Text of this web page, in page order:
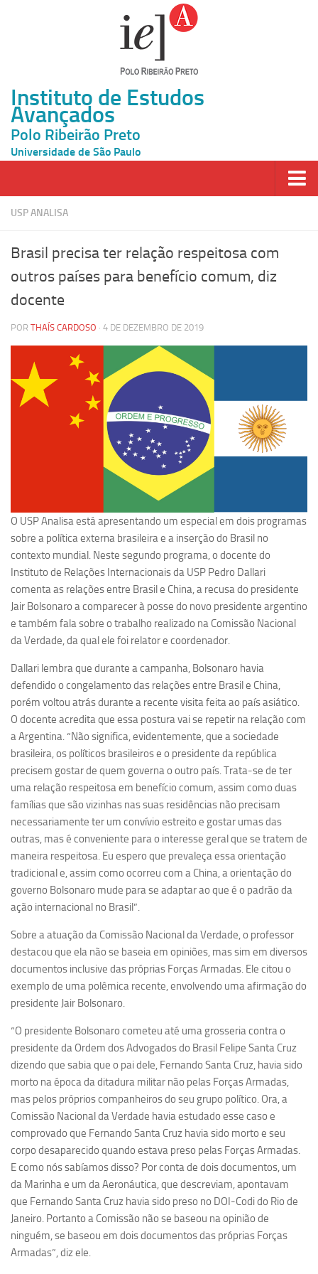
Instituto de Estudos
Avançados
Polo Ribeirão Preto
Universidade de São Paulo
Página Inicial
Inscrição
Atividades
Grupos de Estudo
Carreira Docente de Impacto
Ciência, Arte, Educação e Sociedade: CienArtES
Grupo de Estudos Avançados em Tecnologia e Informação
em Saúde com foco em Populações Vulneráveis
(Confluencia)
Grupos de estudo encerrados
Grupos de Pesquisa
Criminologia Experimental e Segurança Pública
Direito e Tecnologia (Tech Law)
e Políticas Públicas Contemporâneas
Grupos de pesquisa encerrados
Ano Sabático
Daniel Domingues dos Santos
Programas Ano Sabático Encerrados
Cíntia Rosa Pereira de Lima
Cristina Godoy Bernardo de Oliveira (FDRP)
Evandro Eduardo Seron Ruiz
Fabiana Cristina Severi (FDRP)
Fernando de Lima Caneppele
Maria Paula Costa Bertran
Professor Sênior
Professores Seniores Encerrados
Polo Ribeirão Preto
Equipe
Estrutura do polo
Projetos
Ciência com Pipoca
Ciência Por Elas
Pint of Science
União Pró-Vacina
USP Analisa
Publicações
Clipping
Documentos
USP ANALISA
Brasil precisa ter relação respeitosa com
outros países para benefício comum, diz
docente
POR THAÍS CARDOSO · 4 DE DEZEMBRO DE 2019
O USP Analisa está apresentando um especial em dois programas
sobre a política externa brasileira e a inserção do Brasil no
contexto mundial. Neste segundo programa, o docente do
Instituto de Relações Internacionais da USP Pedro Dallari
comenta as relações entre Brasil e China, a recusa do presidente
Jair Bolsonaro a comparecer à posse do novo presidente argentino
e também fala sobre o trabalho realizado na Comissão Nacional
da Verdade, da qual ele foi relator e coordenador.
Dallari lembra que durante a campanha, Bolsonaro havia
defendido o congelamento das relações entre Brasil e China,
porém voltou atrás durante a recente visita feita ao país asiático.
O docente acredita que essa postura vai se repetir na relação com
a Argentina. “Não significa, evidentemente, que a sociedade
brasileira, os políticos brasileiros e o presidente da república
precisem gostar de quem governa o outro país. Trata-se de ter
uma relação respeitosa em benefício comum, assim como duas
famílias que são vizinhas nas suas residências não precisam
necessariamente ter um convívio estreito e gostar umas das
outras, mas é conveniente para o interesse geral que se tratem de
maneira respeitosa. Eu espero que prevaleça essa orientação
tradicional e, assim como ocorreu com a China, a orientação do
governo Bolsonaro mude para se adaptar ao que é o padrão da
ação internacional no Brasil”.
Sobre a atuação da Comissão Nacional da Verdade, o professor
destacou que ela não se baseia em opiniões, mas sim em diversos
documentos inclusive das próprias Forças Armadas. Ele citou o
exemplo de uma polêmica recente, envolvendo uma afirmação do
presidente Jair Bolsonaro.
“O presidente Bolsonaro cometeu até uma grosseria contra o
presidente da Ordem dos Advogados do Brasil Felipe Santa Cruz
dizendo que sabia que o pai dele, Fernando Santa Cruz, havia sido
morto na época da ditadura militar não pelas Forças Armadas,
mas pelos próprios companheiros do seu grupo político. Ora, a
Comissão Nacional da Verdade havia estudado esse caso e
comprovado que Fernando Santa Cruz havia sido morto e seu
corpo desaparecido quando estava preso pelas Forças Armadas.
E como nós sabíamos disso? Por conta de dois documentos, um
da Marinha e um da Aeronáutica, que descreviam, apontavam
que Fernando Santa Cruz havia sido preso no DOI-Codi do Rio de
Janeiro. Portanto a Comissão não se baseou na opinião de
ninguém, se baseou em dois documentos das próprias Forças
Armadas”, diz ele.